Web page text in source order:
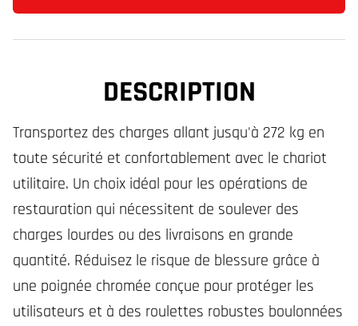
DESCRIPTION
Transportez des charges allant jusqu'à 272 kg en
toute sécurité et confortablement avec le chariot
utilitaire. Un choix idéal pour les opérations de
restauration qui nécessitent de soulever des
charges lourdes ou des livraisons en grande
quantité. Réduisez le risque de blessure grâce à
une poignée chromée conçue pour protéger les
utilisateurs et à des roulettes robustes boulonnées